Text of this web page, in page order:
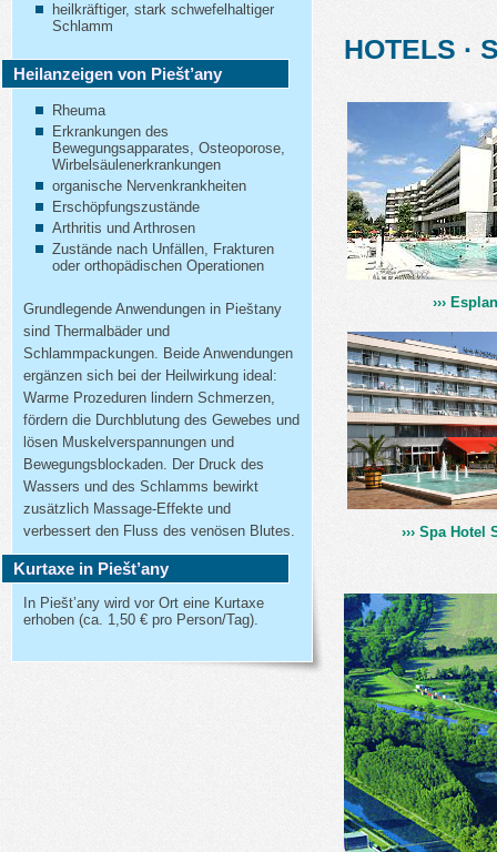
HOTELS ·
›››
››› Spa Hotel
heilkräftiger, stark schwefelhaltiger
Schlamm
Heilanzeigen von Piešt’any
Rheuma
Erkrankungen des
Bewegungsapparates, Osteoporose,
Wirbelsäulenerkrankungen
organische Nervenkrankheiten
Erschöpfungszustände
Arthritis und Arthrosen
Zustände nach Unfällen, Frakturen
oder orthopädischen Operationen
Grundlegende Anwendungen in Pieštany
sind Thermalbäder und
Schlammpackungen. Beide Anwendungen
ergänzen sich bei der Heilwirkung ideal:
Warme Prozeduren lindern Schmerzen,
fördern die Durchblutung des Gewebes und
lösen Muskelverspannungen und
Bewegungsblockaden. Der Druck des
Wassers und des Schlamms bewirkt
zusätzlich Massage-Effekte und
verbessert den Fluss des venösen Blutes.
Kurtaxe in Piešt’any
In Piešt’any wird vor Ort eine Kurtaxe
erhoben (ca. 1,50 € pro Person/Tag).